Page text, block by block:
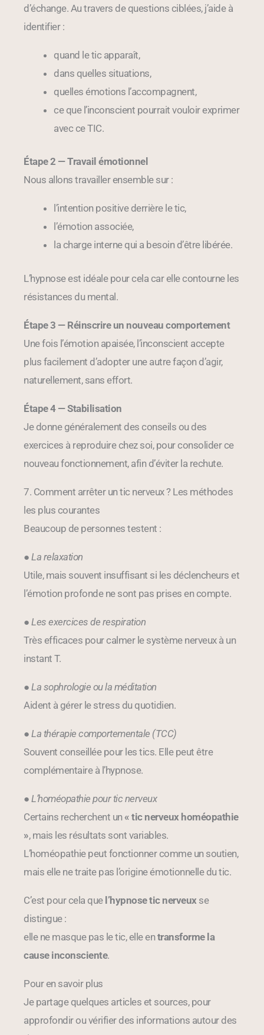
d’échange. Au travers de questions ciblées, j’aide à
identifier :
quand le tic apparaît,
dans quelles situations,
quelles émotions l’accompagnent,
ce que l’inconscient pourrait vouloir exprimer
avec ce TIC.
Étape 2 — Travail émotionnel
Nous allons travailler ensemble sur :
l’intention positive derrière le tic,
l’émotion associée,
la charge interne qui a besoin d’être libérée.
L’hypnose est idéale pour cela car elle contourne les
résistances du mental.
Étape 3 — Réinscrire un nouveau comportement
Une fois l’émotion apaisée, l’inconscient accepte
plus facilement d’adopter une autre façon d’agir,
naturellement, sans effort.
Étape 4 — Stabilisation
Je donne généralement des conseils ou des
exercices à reproduire chez soi, pour consolider ce
nouveau fonctionnement, afin d’éviter la rechute.
7. Comment arrêter un tic nerveux ? Les méthodes
les plus courantes
Beaucoup de personnes testent :
● La relaxation
Utile, mais souvent insuffisant si les déclencheurs et
l’émotion profonde ne sont pas prises en compte.
● Les exercices de respiration
Très efficaces pour calmer le système nerveux à un
instant T.
● La sophrologie ou la méditation
Aident à gérer le stress du quotidien.
● La thérapie comportementale (TCC)
Souvent conseillée pour les tics. Elle peut être
complémentaire à l’hypnose.
● L’homéopathie pour tic nerveux
Certains recherchent un« tic nerveux homéopathie
», mais les résultats sont variables.
L’homéopathie peut fonctionner comme un soutien,
mais elle ne traite pas l’origine émotionnelle du tic.
C’est pour cela que l’hypnose tic nerveux se
distingue :
elle ne masque pas le tic, elle entransforme la
cause inconsciente.
Pour en savoir plus
Je partage quelques articles et sources, pour
approfondir ou vérifier des informations autour des